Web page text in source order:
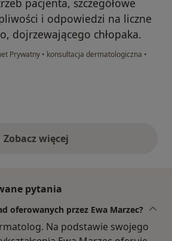
pacjenta, szczegółowe
i odpowiedzi na liczne
dojrzewającego chłopaka.
Prywatny • konsultacja dermatologiczna •
Zobacz więcejopinie powyżej
pytania
oferowanych przez Ewa Marzec?
Na podstawie swojego